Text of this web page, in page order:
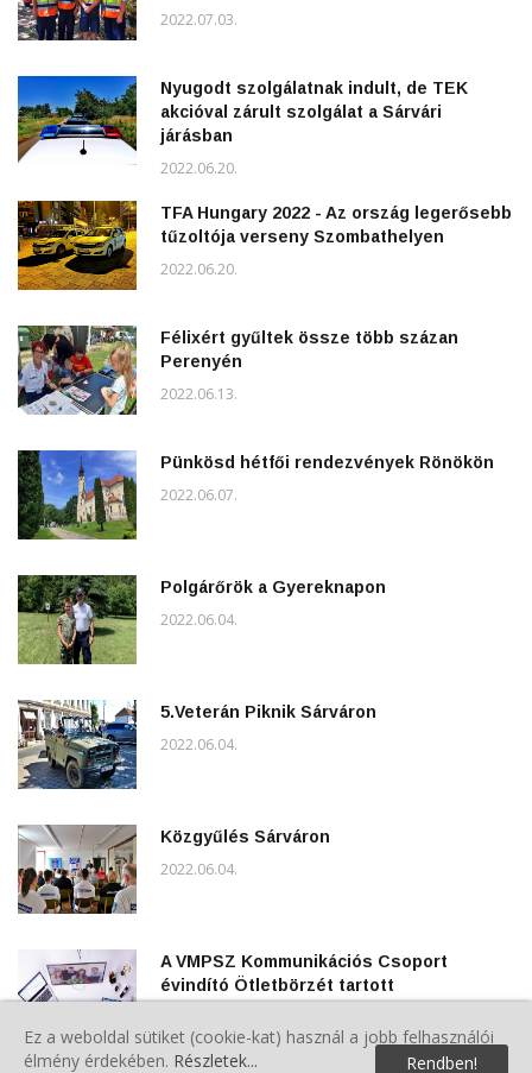
2022.07.03.
Nyugodt szolgálatnak indult, de TEK
akcióval zárult szolgálat a Sárvári
járásban
2022.06.20.
TFA Hungary 2022 - Az ország legerősebb
tűzoltója verseny Szombathelyen
2022.06.20.
Félixért gyűltek össze több százan
Perenyén
2022.06.13.
Pünkösd hétfői rendezvények Rönökön
2022.06.07.
Polgárőrök a Gyereknapon
2022.06.04.
5.Veterán Piknik Sárváron
2022.06.04.
Közgyűlés Sárváron
2022.06.04.
A VMPSZ Kommunikációs Csoport
évindító Ötletbörzét tartott
Ez a weboldal sütiket (cookie-kat) használ a jobb felhasználói
élmény érdekében. Részletek... Rendben!